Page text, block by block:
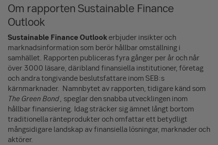
Om rapporten Sustainable Finance
Outlook
Sustainable Finance Outlookerbjuder insikter och
marknadsinformation som berör hållbar omställning i
samhället. Rapporten publiceras fyra gånger per år och når
över 3000 läsare, däribland finansiella institutioner, företag
och andra tongivande beslutsfattare inom SEB:s
kärnmarknader. Namnbytet av rapporten, tidigare känd som
The Green Bond , speglar den snabba utvecklingen inom
hållbar finansiering. Idag sträcker sig ämnet långt bortom
traditionella ränteprodukter och omfattar ett betydligt
mångsidigare landskap av finansiella lösningar, marknader och
aktörer.